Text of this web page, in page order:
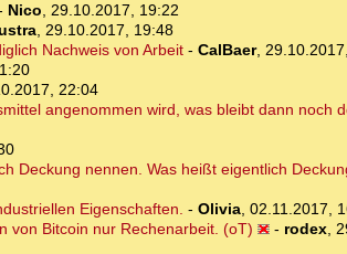
Nico, 29.10.2017, 19:22
, 29.10.2017, 19:48
Nachweis von Arbeit- CalBaer,
22:04
angenommen wird, was bleibt dann noch
Deckung nennen. Was heißt eigentlich
Eigenschaften. - Olivia, 02.11.2017,
von Bitcoin nur Rechenarbeit. (oT)
- rodex,